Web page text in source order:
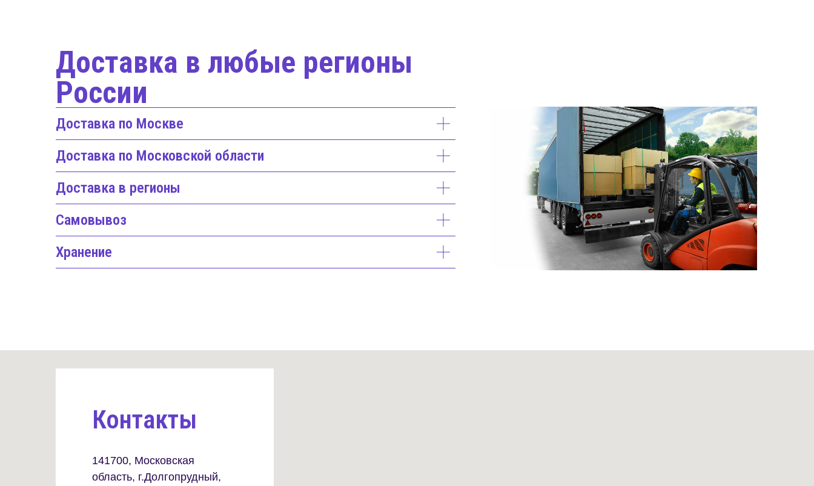
Доставка в любые регионы
России
Доставка по Москве
Доставка по Московской области
Доставка в регионы
Самовывоз
Хранение
Контакты
141700, Московская
область, г.Долгопрудный,